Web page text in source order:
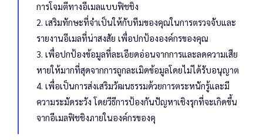
การโจมตีทางอีเมลแบบฟิชชิง
2. เสริมทักษะที่จำเป็นให้กับทีมของคุณในการตรวจจับและ
รายงานอีเมลที่น่าสงสัย เพื่อปกป้ององค์กรของคุณ
3. เพื่อปกป้องข้อมูลที่ละเอียดอ่อนจากการและลดความเสีย
หายให้มากที่สุดจากการถูกละเมิดข้อมูลโดยไม่ได้รับอนุญาต
4. เพื่อเป็นการส่งเสริมวัฒนธรรมด้วยการตระหนักรู้และมี
ความระมัดระวัง โดยวีธีการป้องกันปัญหาเชิงรุกที่จะเกิดขึ้น
จากอีเมลฟิชชิงภายในองค์กรของคุ